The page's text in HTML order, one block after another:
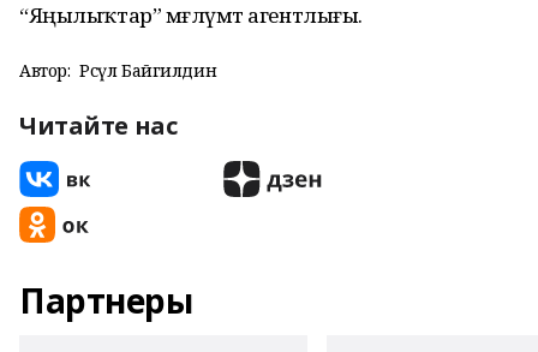
“Яңылыҡтар” мәғлүмәт агентлығы.
Автор: Рәсүл Байгилдин
Читайте нас
Партнеры